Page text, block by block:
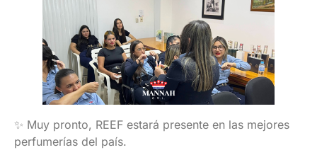
✨ Muy pronto, REEF estará presente en las mejores
perfumerías del país.